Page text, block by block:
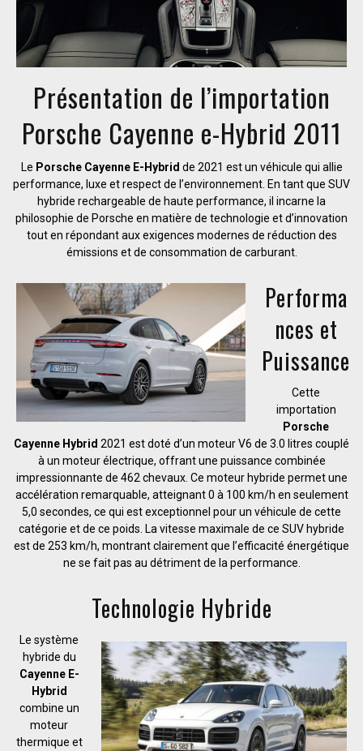
Présentation de l’importation
Porsche Cayenne e-Hybrid 2011
Le Porsche Cayenne E-Hybrid de 2021 est un véhicule qui allie
performance, luxe et respect de l’environnement. En tant que SUV
hybride rechargeable de haute performance, il incarne la
philosophie de Porsche en matière de technologie et d’innovation
tout en répondant aux exigences modernes de réduction des
émissions et de consommation de carburant.
Performa
nces et
Puissance
Cette
importation
Porsche
Cayenne Hybrid 2021 est doté d’un moteur V6 de 3.0 litres couplé
à un moteur électrique, offrant une puissance combinée
impressionnante de 462 chevaux. Ce moteur hybride permet une
accélération remarquable, atteignant 0 à 100 km/h en seulement
5,0 secondes, ce qui est exceptionnel pour un véhicule de cette
catégorie et de ce poids. La vitesse maximale de ce SUV hybride
est de 253 km/h, montrant clairement que l’efficacité énergétique
ne se fait pas au détriment de la performance.
Technologie Hybride
Le système
hybride du
Cayenne E-
Hybrid
combine un
moteur
thermique et